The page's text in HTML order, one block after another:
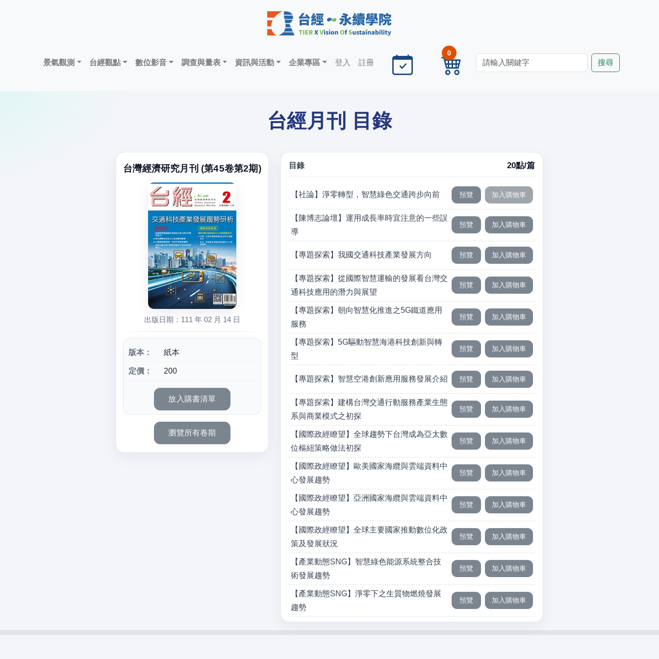
景氣觀測 台經觀點 數位影音 調查與量表 資訊與活動 企業專區 登入 註冊
0
台經月刊 目錄
台灣經濟研究月刊 (第45卷第2期)
出版日期：111 年 02 月 14 日
版本： 紙本
定價： 200
目錄 20點/篇
【社論】淨零轉型，智慧綠色交通跨步向前
【陳博志論壇】運用成長率時宜注意的一些誤
導
【專題探索】我國交通科技產業發展方向
【專題探索】從國際智慧運輸的發展看台灣交
通科技應用的潛力與展望
【專題探索】朝向智慧化推進之5G鐵道應用
服務
【專題探索】5G驅動智慧海港科技創新與轉
型
【專題探索】智慧空港創新應用服務發展介紹
【專題探索】建構台灣交通行動服務產業生態
系與商業模式之初探
【國際政經瞭望】全球趨勢下台灣成為亞太數
位樞紐策略做法初探
【國際政經瞭望】歐美國家海纜與雲端資料中
心發展趨勢
【國際政經瞭望】亞洲國家海纜與雲端資料中
心發展趨勢
【國際政經瞭望】全球主要國家推動數位化政
策及發展狀況
【產業動態SNG】智慧綠色能源系統整合技
術發展趨勢
【產業動態SNG】淨零下之生質物燃燒發展
趨勢